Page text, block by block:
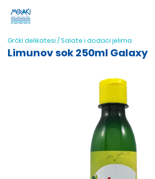
Grčki delikatesi /Salate i dodaci jelima
Limunov sok 250ml Galaxy